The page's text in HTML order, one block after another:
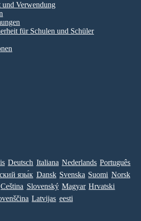
Verwendung
für Schulen und Schüler
Deutsch Italiana Nederlands Português
язы́к Dansk Svenska Suomi Norsk
Ceština Slovenský Magyar Hrvatski
Latvijas eesti